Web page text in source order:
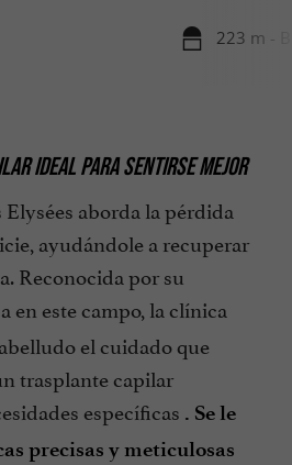
223 m -
IDEAL PARA SENTIRSE MEJOR
aborda la pérdida
ayudándole a recuperar
Reconocida por su
en este campo, la clínica
el cuidado que
trasplante capilar
específicas . Se le
precisas y meticulosas